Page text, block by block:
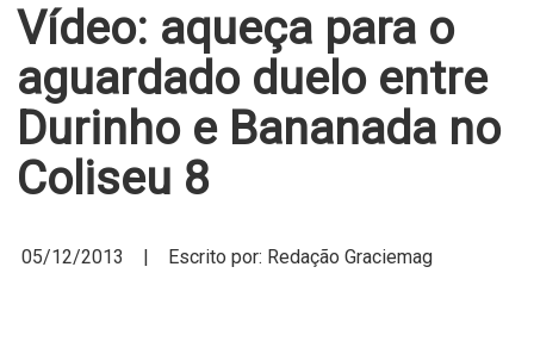
Vídeo: aqueça para o
aguardado duelo entre
Durinho e Bananada no
Coliseu 8
05/12/2013 | Escrito por: Redação Graciemag